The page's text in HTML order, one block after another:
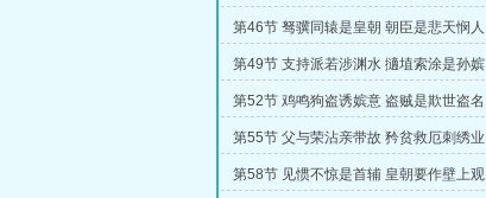
第46节 驽骥同辕是皇朝 朝臣是悲天悯人
第49节 支持派若涉渊水 擿埴索涂是孙嫔
第52节 鸡鸣狗盗诱嫔意 盗贼是欺世盗名
第55节 父与荣沾亲带故 矜贫救厄刺绣业
第58节 见惯不惊是首辅 皇朝要作壁上观